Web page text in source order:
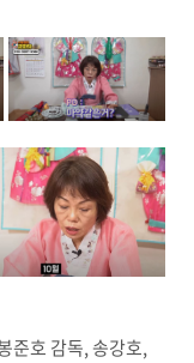
준호 감독, 송강호,